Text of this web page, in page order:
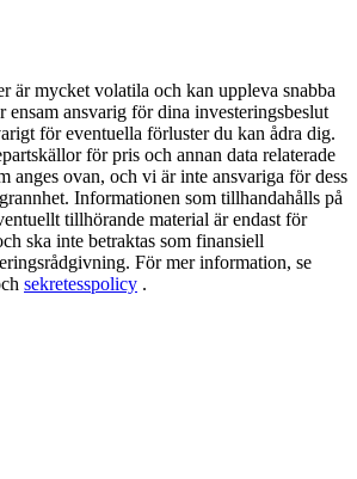
Users
to Win 500,000 USDT
Carnival
är mycket volatila och kan uppleva snabba
ansvarig för dina investeringsbeslut
för eventuella förluster du kan ådra dig.
för pris och annan data relaterade
anges ovan, och vi är inte ansvariga för dess
Informationen som tillhandahålls på
tillhörande material är endast för
ska inte betraktas som finansiell
För mer information, se
sekretesspolicy .